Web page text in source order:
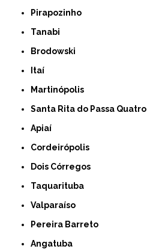
Pirapozinho
Tanabi
Brodowski
Itaí
Martinópolis
Santa Rita do Passa Quatro
Apiaí
Cordeirópolis
Dois Córregos
Taquarituba
Valparaíso
Pereira Barreto
Angatuba